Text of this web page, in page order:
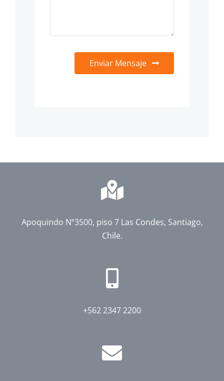
Enviar Mensaje
Apoquindo Nº3500, piso 7 Las Condes, Santiago,
Chile.
+562 2347 2200